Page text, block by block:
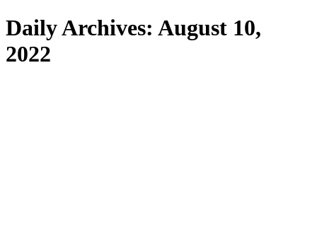
Daily Archives: August 10,
2022